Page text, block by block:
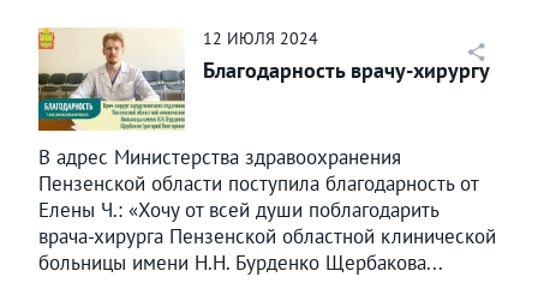
12 ИЮЛЯ 2024
Благодарность врачу-хирургу
В адрес Министерства здравоохранения
Пензенской области поступила благодарность от
Елены Ч.: «Хочу от всей души поблагодарить
врача-хирурга Пензенской областной клинической
больницы имени Н.Н. Бурденко Щербакова...